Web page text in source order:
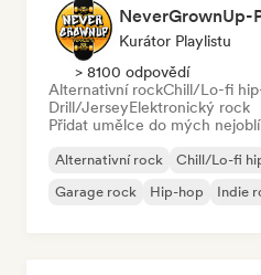
NeverGrownUp-
Kurátor Playlistu
> 8100 odpovědí
Alternativní rockChill/Lo-fi
Drill/JerseyElektronický rock
Přidat umělce do mých
Alternativní rock Chill/Lo-fi
Garage rock
Hip-hop Indie